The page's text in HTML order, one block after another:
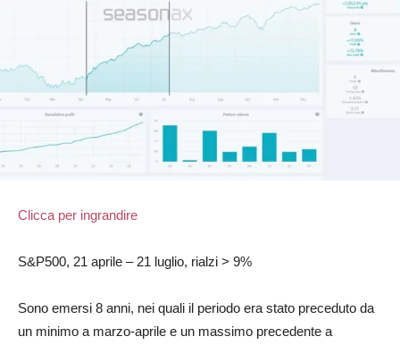
Clicca per ingrandire
S&P500, 21 aprile – 21 luglio, rialzi > 9%
Sono emersi 8 anni, nei quali il periodo era stato preceduto da
un minimo a marzo-aprile e un massimo precedente a